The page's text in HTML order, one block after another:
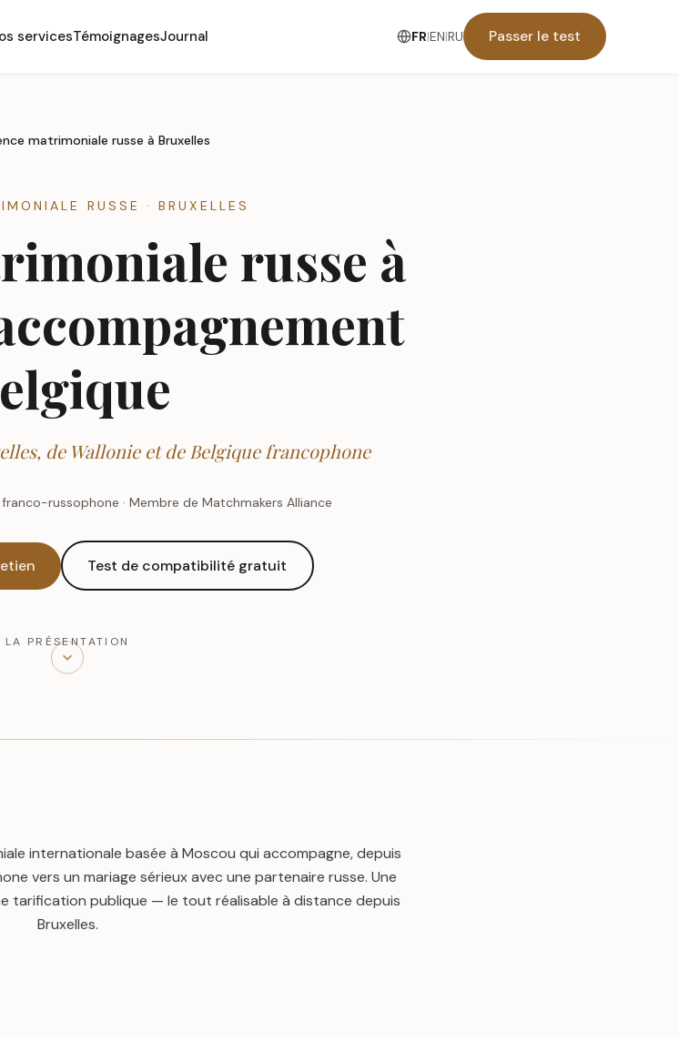
servicesTémoignagesJournal FR|EN|RU Passer le test
matrimoniale russe à Bruxelles
RUSSE · BRUXELLES
russe à
de Wallonie et de Belgique francophone
russophone · Membre de Matchmakers Alliance
Test de compatibilité gratuit
LA PRÉSENTATION
internationale basée à Moscou qui accompagne, depuis
vers un mariage sérieux avec une partenaire russe. Une
tarification publique — le tout réalisable à distance depuis
Bruxelles.